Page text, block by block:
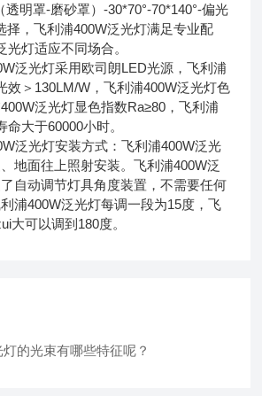
透明罩-磨砂罩）-30*70°-70*140°-偏光
择，飞利浦400W泛光灯满足专业配
光灯适应不同场合。
光灯采用欧司朗LED光源，飞利浦
效＞130LM/W，飞利浦400W泛光灯色
泛光灯显色指数Ra≥80，飞利浦
大于60000小时。
光灯安装方式：飞利浦400W泛光
地面往上照射安装。飞利浦400W泛
自动调节灯具角度装置，不需要任何
浦400W泛光灯每调一段为15度，飞
大可以调到180度。
的光束有哪些特征呢？